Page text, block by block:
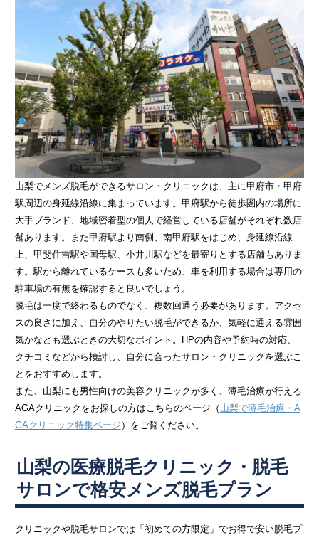
メンズエステサロン NOVA
脱毛サロンliana（リアナ）
REGULUS ZERO（レグルスゼロ）甲府店
よくある質問
アンケート調査の概要
周辺エリアのおすすめサロンまとめ
脱毛部位・種類で山梨の脱毛サロンを探す
山梨でメンズ脱毛ができるサロン・クリニックは、主に甲府市・甲府
駅周辺の身延線沿線に集まっています。甲府駅から徒歩圏内の場所に
大手ブランド、地域密着型の個人で経営している店舗がそれぞれ数店
舗あります。また甲府駅より南側、南甲府駅をはじめ、身延線沿線
上、甲斐住吉駅や国母駅、小井川駅などを最寄りとする店舗もありま
す。駅から離れているケースも多いため、車を利用する場合は専用の
駐車場の有無を確認すると良いでしょう。
脱毛は一度で終わるものでなく、複数回通う必要があります。アクセ
スの良さに加え、自分のやりたい脱毛ができるか、気軽に通える雰囲
気かなども選ぶときの大切なポイント。HPの内容や予約時の対応、
クチコミなどから検討し、自分に合ったサロン・クリニックを選ぶこ
とをおすすめします。
また、山梨にも男性向けの美容クリニックが多く、薄毛治療が行える
AGAクリニックをお探しの方はこちらのページ（ 山梨で薄毛治療・A
GAクリニック特集ページ ）をご覧ください。
山梨の医療脱毛クリニック・脱毛
サロンで格安メンズ脱毛プラン
クリニックや脱毛サロンでは「初めての方限定」でお得で安い脱毛プ
九州・沖縄
福岡県 佐賀県 長崎県 熊本県
大分県 宮崎県 鹿児島県 沖縄県